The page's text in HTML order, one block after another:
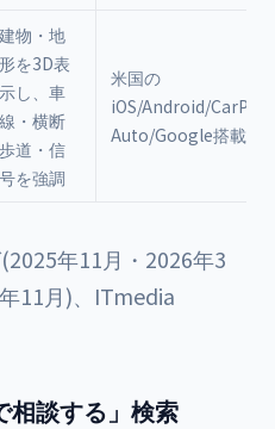
建物・地
形を3D表
示し、車
線・横断
歩道・信
号を強調
米国の
iOS/Android/
Auto/Google搭載車
年11月・2026年3
11月)、ITmedia
談する」検索